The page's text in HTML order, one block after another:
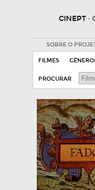
CINEPT ·
SOBRE O
FILMES
PROCURAR